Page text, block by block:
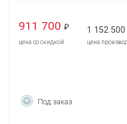
911 700 ₽
цена со скидкой
1 152 500
цена
Под заказ